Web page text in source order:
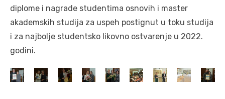
diplome i nagrade studentima osnovih i master
akademskih studija za uspeh postignut u toku studija
i za najbolje studentsko likovno ostvarenje u 2022.
godini.